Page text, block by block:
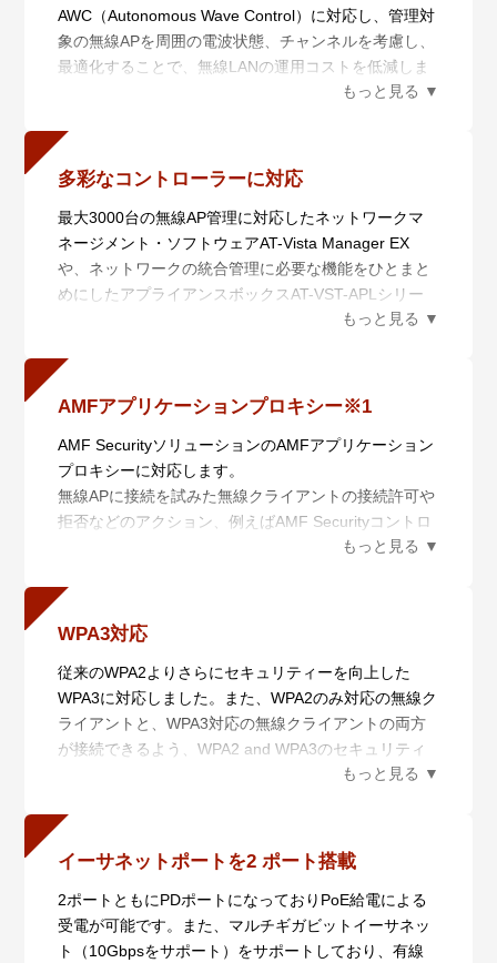
AWC（Autonomous Wave Control）に対応し、管理対
象の無線APを周囲の電波状態、チャンネルを考慮し、
最適化することで、無線LANの運用コストを低減しま
す。また、設置エリアごとにマップを作成して監視す
レート化して複数の無線APに適用できるため、導入や
運用時の変更にかかる工数を削減できます。
多彩なコントローラーに対応
最大3000台の無線AP管理に対応したネットワークマ
ネージメント・ソフトウェアAT-Vista Manager EX
や、ネットワークの統合管理に必要な機能をひとまと
めにしたアプライアンスボックスAT-VST-APLシリー
ズ、スイッチやルーターに内蔵されたLANに特化した
応。ご利用規模や環境に合わせた最適なネットワーク
管理を実現することが可能です。
AMFアプリケーションプロキシー※1
AMF SecurityソリューションのAMFアプリケーション
プロキシーに対応します。
無線APに接続を試みた無線クライアントの接続許可や
拒否などのアクション、例えばAMF Securityコントロ
ーラーが連携しているファイアウォールが検知した被
VLAN変更による隔離といったアクションが行えま
す。これによりネットワーク内での二次感染などを防
す。
※ 1 AMF Securityコントローラー、およびAT-Vista
Manager EXの無線LANコントローラーが必要となり
ます。
WPA3対応
従来のWPA2よりさらにセキュリティーを向上した
WPA3に対応しました。また、WPA2のみ対応の無線ク
ライアントと、WPA3対応の無線クライアントの両方
が接続できるよう、WPA2 and WPA3のセキュリティ
※ 2 本セキュリティー設定はWPAパーソナルとWPAエ
ンタープライズにてご利用いただけます（6GHzは未
サポート）。
イーサネットポートを2 ポート搭載
2ポートともにPDポートになっておりPoE給電による
受電が可能です。また、マルチギガビットイーサネッ
ト（10Gbpsをサポート）をサポートしており、有線